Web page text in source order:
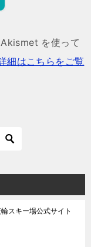
を使って
細はこちらをご覧
スキー場公式サイト